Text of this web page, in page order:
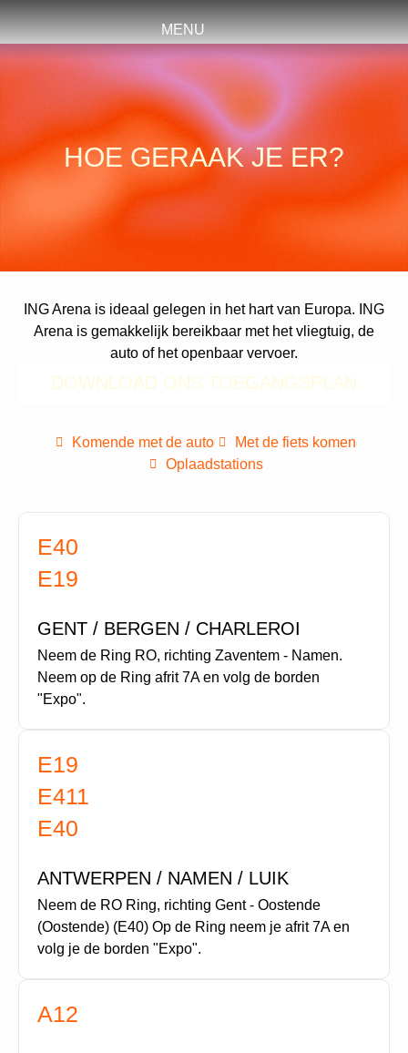
MENU
HOE GERAAK JE ER?
ING Arena is ideaal gelegen in het hart van Europa. ING
Arena is gemakkelijk bereikbaar met het vliegtuig, de
auto of het openbaar vervoer.
DOWNLOAD ONS TOEGANGSPLAN
Komende met de auto
Met de fiets komen
Oplaadstations
E40
E19
GENT / BERGEN / CHARLEROI
Neem de Ring RO, richting Zaventem - Namen.
Neem op de Ring afrit 7A en volg de borden
"Expo".
E19
E411
E40
ANTWERPEN / NAMEN / LUIK
Neem de RO Ring, richting Gent - Oostende
(Oostende) (E40) Op de Ring neem je afrit 7A en
volg je de borden "Expo".
A12